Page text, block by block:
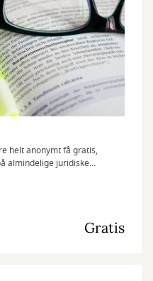
helt anonymt få gratis,
almindelige juridiske
forældremyndighed,
og erstatning.
Gratis